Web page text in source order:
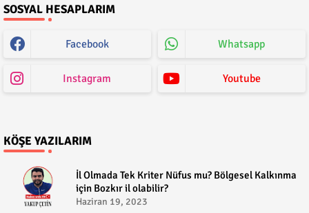
SOSYAL HESAPLARIM
Facebook Whatsapp
Instagram Youtube
KÖŞE YAZILARIM
​İl Olmada Tek Kriter Nüfus mu? Bölgesel Kalkınma
için Bozkır il olabilir?
Haziran 19, 2023